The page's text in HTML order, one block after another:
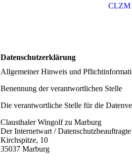
CLZM
Datenschutzerklärung
Allgemeiner Hinweis und
Benennung der verantwortlichen Stelle
Die verantwortliche Stelle für die
Clausthaler Wingolf zu Marburg
Der Internetwart / Datenschutzbeauftragte
Kirchspitze, 10
35037 Marburg